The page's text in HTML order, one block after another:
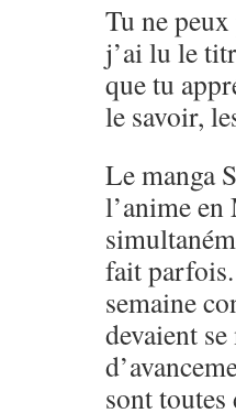
Tu ne
j’ai lu le
que tu
le savoir,
Le manga
l’anime
fait
semaine
devaient
sont